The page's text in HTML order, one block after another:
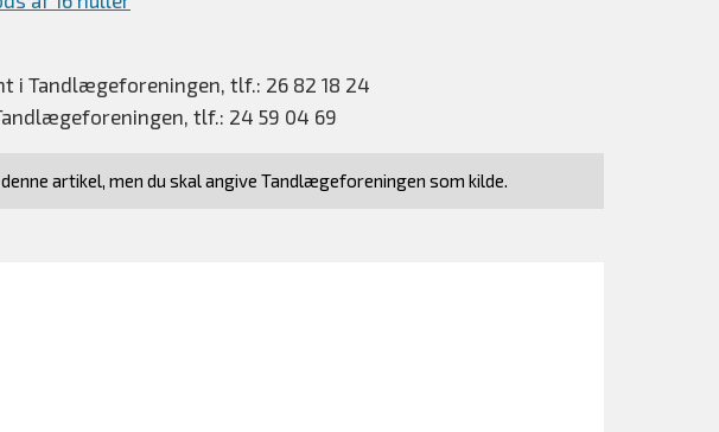
i Tandlægeforeningen, tlf.: 26 82 18 24
tlf.: 24 59 04 69
artikel, men du skal angive Tandlægeforeningen som kilde.